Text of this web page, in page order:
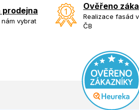
prodejna
vybrat
Ověřeno
Realizace fasád
ČB